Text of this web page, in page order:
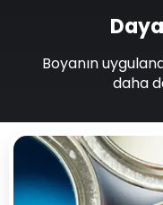
Boyanın
daha